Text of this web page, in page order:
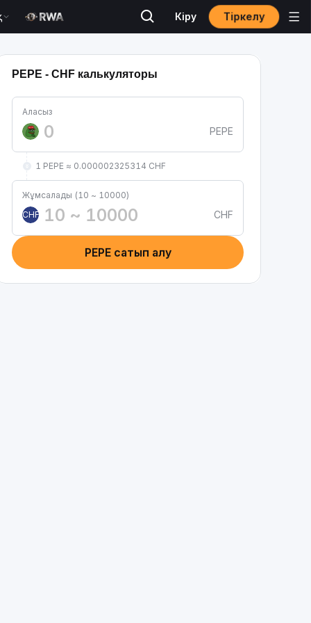
Кіру Тіркелу
PEPE - CHF калькуляторы
Аласыз
PEPE
1 PEPE ≈ 0.000002325314 CHF
Жұмсалады (10 ~ 10000)
CHF
CHF
PEPE сатып алу